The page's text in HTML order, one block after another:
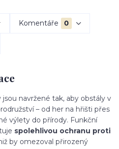
Komentáře 0
navržené tak, aby obstály v
– od her na hřišti přes
výlety do přírody. Funkční
spolehlivou ochranu proti
by omezoval přirozený